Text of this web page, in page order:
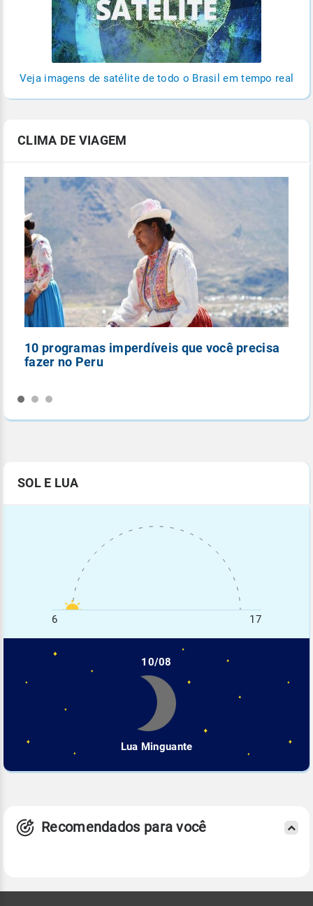
Veja imagens de satélite de todo o Brasil em tempo real
CLIMA DE VIAGEM
10 programas imperdíveis que você precisa
fazer no Peru
SOL E LUA
6 17
10/08
Lua Minguante
Recomendados para você